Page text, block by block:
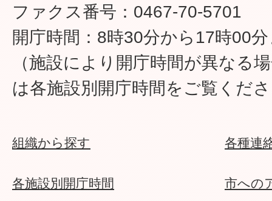
ファクス番号：0467-70-5701
開庁時間：8時30分から17時00
（施設により開庁時間が異なる
は各施設別開庁時間をご覧くだ
組織から探す 各種連
各施設別開庁時間 市への